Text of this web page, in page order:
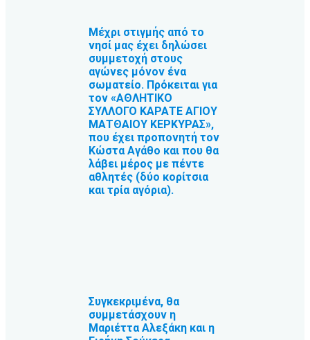
Μέχρι στιγμής από το
νησί μας έχει δηλώσει
συμμετοχή στους
αγώνες μόνον ένα
σωματείο. Πρόκειται για
τον «ΑΘΛΗΤΙΚΟ
ΣΥΛΛΟΓΟ ΚΑΡΑΤΕ ΑΓΙΟΥ
ΜΑΤΘΑΙΟΥ ΚΕΡΚΥΡΑΣ»,
που έχει προπονητή τον
Κώστα Αγάθο και που θα
λάβει μέρος με πέντε
αθλητές (δύο κορίτσια
και τρία αγόρια).
Συγκεκριμένα, θα
συμμετάσχουν η
Μαριέττα Αλεξάκη και η